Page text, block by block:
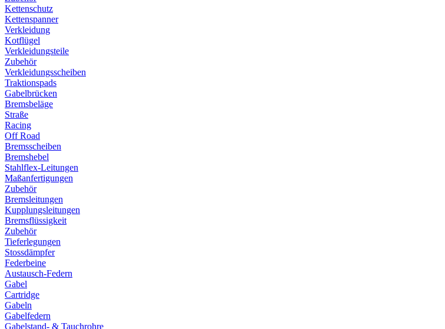
Kettenschutz
Kettenspanner
Verkleidung
Kotflügel
Verkleidungsteile
Zubehör
Verkleidungsscheiben
Traktionspads
Gabelbrücken
Bremsbeläge
Straße
Racing
Off Road
Bremsscheiben
Bremshebel
Stahlflex-Leitungen
Maßanfertigungen
Zubehör
Bremsleitungen
Kupplungsleitungen
Bremsflüssigkeit
Zubehör
Tieferlegungen
Stossdämpfer
Federbeine
Austausch-Federn
Gabel
Cartridge
Gabeln
Gabelfedern
Gabelstand- & Tauchrohre